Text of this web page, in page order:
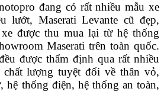
đang có rất nhiều mẫu xe
lướt, Maserati Levante cũ đẹp,
được thu mua lại từ hệ thống
Maserati trên toàn quốc.
được thẩm định qua rất nhiều
lượng tuyệt đối về thân vỏ,
hệ thống điện, hệ thống an toàn,